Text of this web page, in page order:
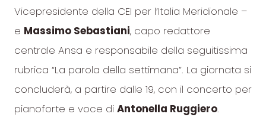
Vicepresidente della CEI per l’Italia Meridionale –
e Massimo Sebastiani, capo redattore
centrale Ansa e responsabile della seguitissima
rubrica “La parola della settimana”. La giornata si
concluderà, a partire dalle 19, con il concerto per
pianoforte e voce di Antonella Ruggiero.